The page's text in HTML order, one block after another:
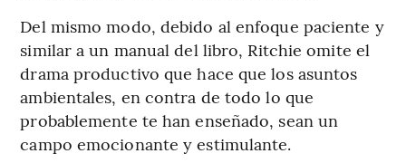
Del mismo modo, debido al enfoque paciente y
similar a un manual del libro, Ritchie omite el
drama productivo que hace que los asuntos
ambientales, en contra de todo lo que
probablemente te han enseñado, sean un
campo emocionante y estimulante.